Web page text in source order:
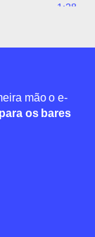
1:28
1:46
mão o e-
os bares